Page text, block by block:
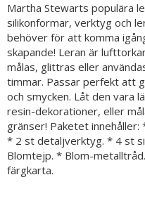
Martha Stewarts populära
silikonformar, verktyg och
behöver för att komma
skapande! Leran är
målas, glittras eller
timmar. Passar perfekt att
och smycken. Låt den vara
resin-dekorationer, eller
gränser! Paketet innehåller:
* 2 st detaljverktyg. * 4 st
Blomtejp. * Blom-
färgkarta.